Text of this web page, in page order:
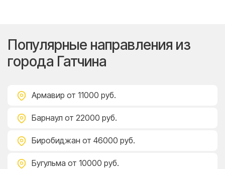
Популярные направления из
города Гатчина
Армавир от 11000 руб.
Барнаул от 22000 руб.
Биробиджан от 46000 руб.
Бугульма от 10000 руб.